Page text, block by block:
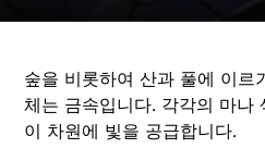
숲을 비롯하여 산과 풀에 이르
체는 금속입니다. 각각의 마나
이 차원에 빛을 공급합니다.